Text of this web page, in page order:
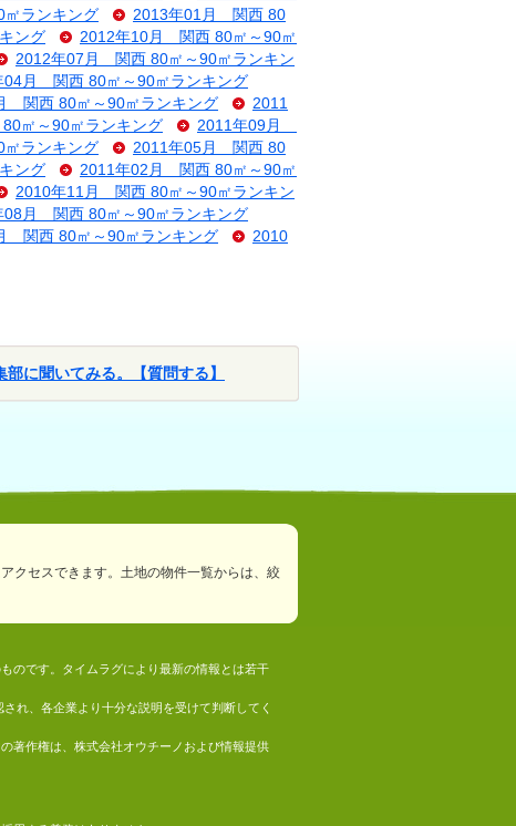
ランキング
2013年01月 関西 80
ング
2012年10月 関西 80㎡～90㎡
2012年07月 関西 80㎡～90㎡ランキン
04月 関西 80㎡～90㎡ランキング
関西 80㎡～90㎡ランキング
2011
㎡～90㎡ランキング
2011年09月
ランキング
2011年05月 関西 80
ング
2011年02月 関西 80㎡～90㎡
2010年11月 関西 80㎡～90㎡ランキン
08月 関西 80㎡～90㎡ランキング
関西 80㎡～90㎡ランキング
2010
に聞いてみる。【質問する】
クセスできます。土地の物件一覧からは、絞
のです。タイムラグにより最新の情報とは若干
れ、各企業より十分な説明を受けて判断してく
著作権は、株式会社オウチーノおよび情報提供